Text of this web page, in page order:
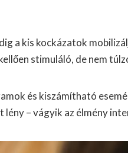
a kis kockázatok
stimuláló, de nem
és kiszámítható
– vágyik az élmény